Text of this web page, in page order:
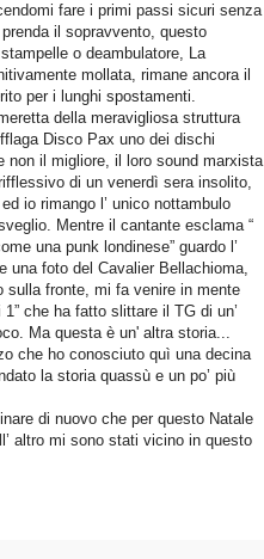
fare i primi passi sicuri senza
il sopravvento, questo
o deambulatore, La
mollata, rimane ancora il
per i lunghi spostamenti.
della meravigliosa struttura
Disco Pax uno dei dischi
non il migliore, il loro sound marxista
di un venerdì sera insolito,
io rimango l’ unico nottambulo
Mentre il cantante esclama “
una punk londinese” guardo l’
una foto del Cavalier Bellachioma,
sulla fronte, mi fa venire in mente
che ha fatto slittare il TG di un’
Ma questa è un' altra storia...
che ho conosciuto quì una decina
la storia quassù e un po’ più
di nuovo che per questo Natale
altro mi sono stati vicino in questo